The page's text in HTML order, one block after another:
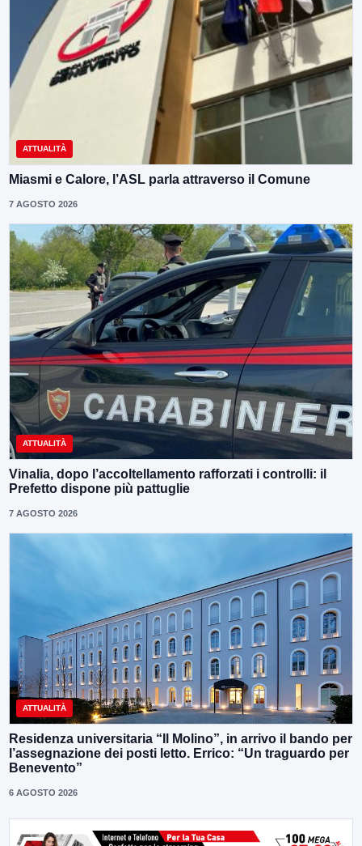
ATTUALITÀ
Miasmi e Calore, l’ASL parla attraverso il Comune
7 AGOSTO 2026
ATTUALITÀ
Vinalia, dopo l’accoltellamento rafforzati i controlli: il
Prefetto dispone più pattuglie
7 AGOSTO 2026
ATTUALITÀ
Residenza universitaria “Il Molino”, in arrivo il bando per
l’assegnazione dei posti letto. Errico: “Un traguardo per
Benevento”
6 AGOSTO 2026